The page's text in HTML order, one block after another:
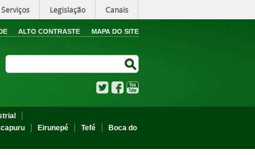
Serviços Legislação Canais
ALTO CONTRASTE MAPA DO SITE
TwitterFacebook
Eirunepé Tefé
Boca do